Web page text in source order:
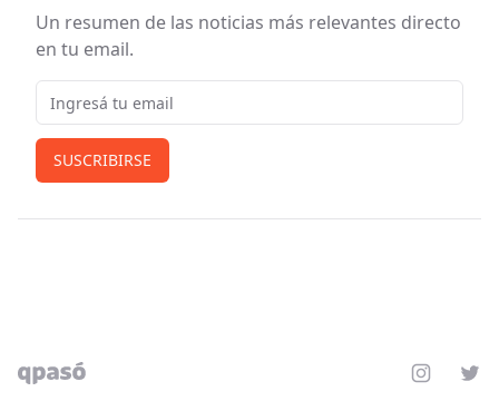
Un resumen de las noticias más relevantes directo
en tu email.
Email
SUSCRIBIRSE
Instagram